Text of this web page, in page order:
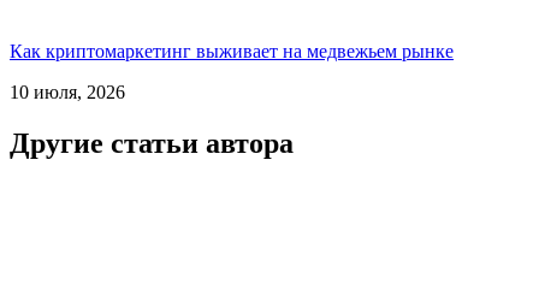
Как криптомаркетинг выживает на медвежьем рынке
10 июля, 2026
Другие статьи автора